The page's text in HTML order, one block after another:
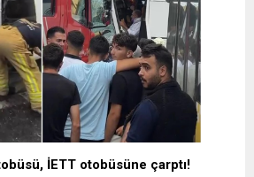
İETT otobüsüne çarptı!